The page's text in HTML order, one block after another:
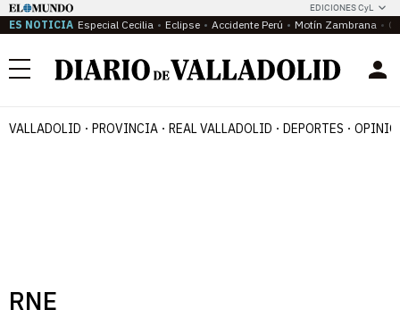
EDICIONES CyL
ES NOTICIA Especial Cecilia Eclipse Accidente Perú Motín Zambrana
Menú
VALLADOLID PROVINCIA REAL VALLADOLID DEPORTES
RNE